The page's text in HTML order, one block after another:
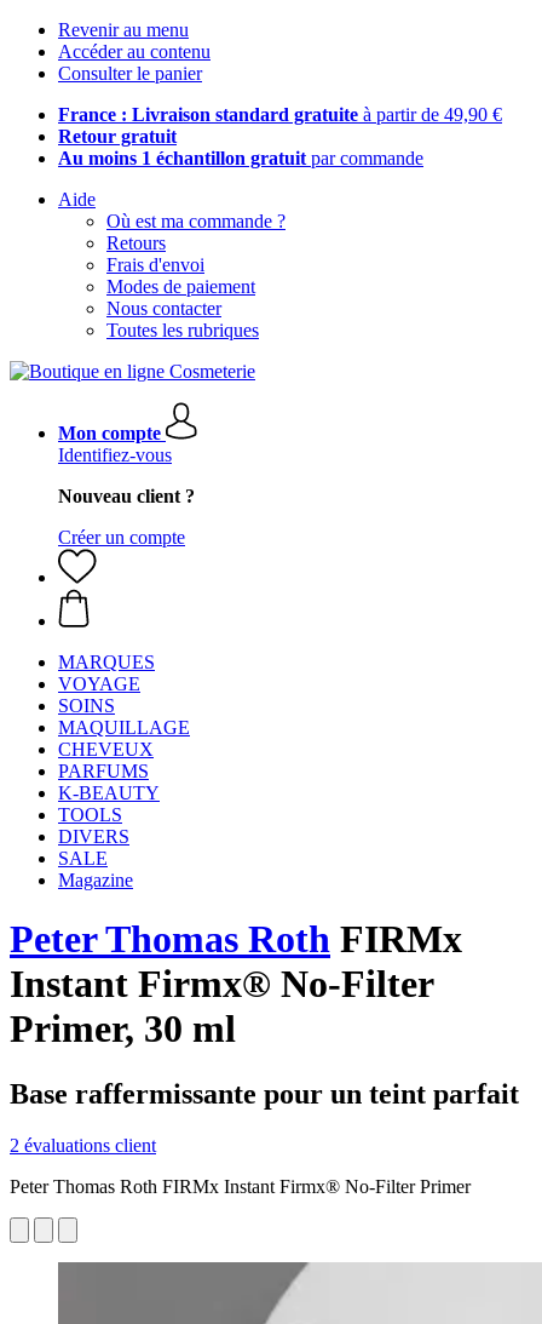
Revenir au menu
Accéder au contenu
Consulter le panier
France : Livraison standard gratuite à partir de 49,90 €
Retour gratuit
Au moins 1 échantillon gratuit par commande
Aide
Où est ma commande ?
Retours
Frais d'envoi
Modes de paiement
Nous contacter
Toutes les rubriques
Mon compte
Identifiez-vous
Nouveau client ?
Créer un compte
MARQUES
VOYAGE
SOINS
MAQUILLAGE
CHEVEUX
PARFUMS
K-BEAUTY
TOOLS
DIVERS
SALE
Magazine
Peter Thomas Roth FIRMx
Instant Firmx® No-Filter
Primer, 30 ml
Base raffermissante pour un teint parfait
2 évaluations client
Peter Thomas Roth FIRMx Instant Firmx® No-Filter Primer